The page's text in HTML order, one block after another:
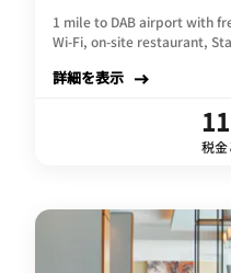
1 mile to DAB airport with
Wi-Fi, on-site restaurant,
詳細を表示
税金